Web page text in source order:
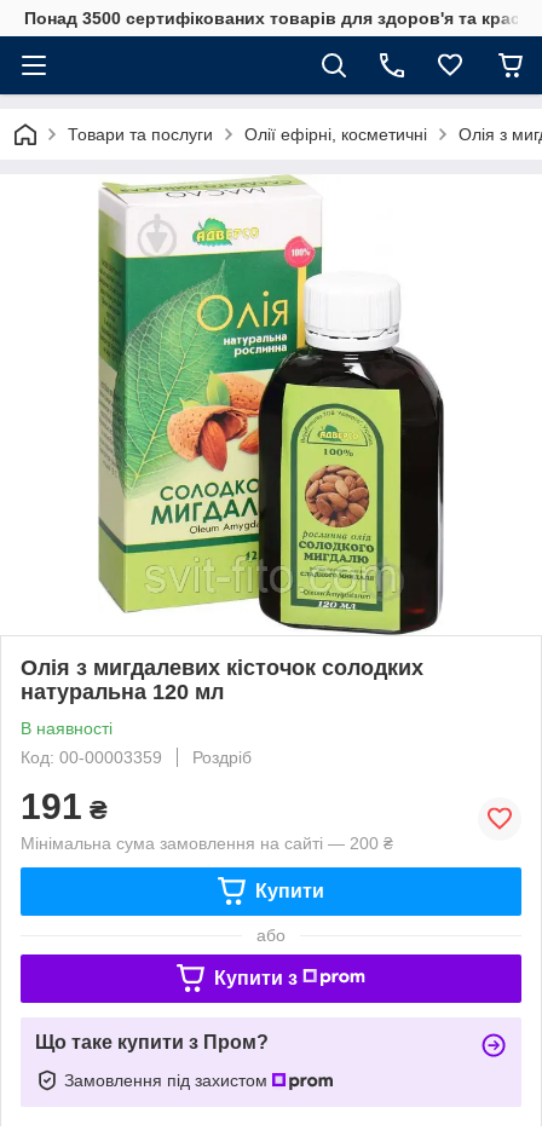
Понад 3500 сертифікованих товарів для здоров'я та краси
Товари та послуги Олії ефірні, косметичні Олія з
Олія з мигдалевих кісточок солодких
натуральна 120 мл
В наявності
Код: 00-00003359
Роздріб
191 ₴
Мінімальна сума замовлення на сайті — 200 ₴
Купити
або
Купити з
Що таке купити з Пром?
Замовлення під захистом